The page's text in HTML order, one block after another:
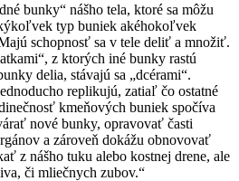
bunky“ nášho tela, ktoré sa môžu
typ buniek akéhokoľvek
schopnosť sa v tele deliť a množiť.
z ktorých iné bunky rastú
delia, stávajú sa „dcérami“.
replikujú, zatiaľ čo ostatné
kmeňových buniek spočíva
nové bunky, opravovať časti
a zároveň dokážu obnovovať
z nášho tuku alebo kostnej drene, ale
či mliečnych zubov.“